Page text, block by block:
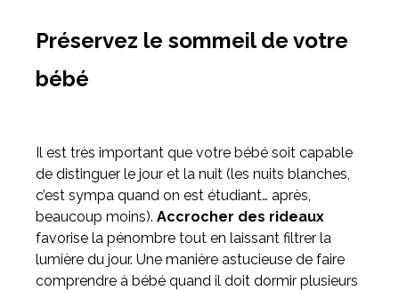
Préservez le sommeil de votre
bébé
Il est très important que votre bébé soit capable
de distinguer le jour et la nuit (les nuits blanches,
c’est sympa quand on est étudiant… après,
beaucoup moins). Accrocher des rideaux
favorise la pénombre tout en laissant filtrer la
lumière du jour. Une manière astucieuse de faire
comprendre à bébé quand il doit dormir plusieurs